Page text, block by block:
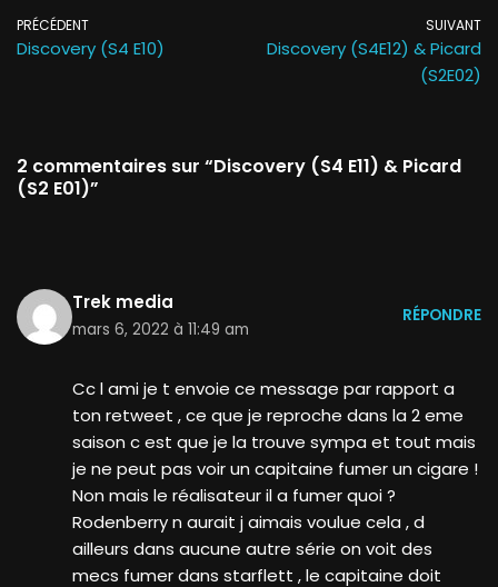
PRÉCÉDENT
Discovery (S4 E10)
SUIVANT
Discovery (S4E12) & Picard
(S2E02)
2 commentaires sur “Discovery (S4 E11) & Picard
(S2 E01)”
Trek media
mars 6, 2022 à 11:49 am
RÉPONDRE
Cc l ami je t envoie ce message par rapport a
ton retweet , ce que je reproche dans la 2 eme
saison c est que je la trouve sympa et tout mais
je ne peut pas voir un capitaine fumer un cigare !
Non mais le réalisateur il a fumer quoi ?
Rodenberry n aurait j aimais voulue cela , d
ailleurs dans aucune autre série on voit des
mecs fumer dans starflett , le capitaine doit